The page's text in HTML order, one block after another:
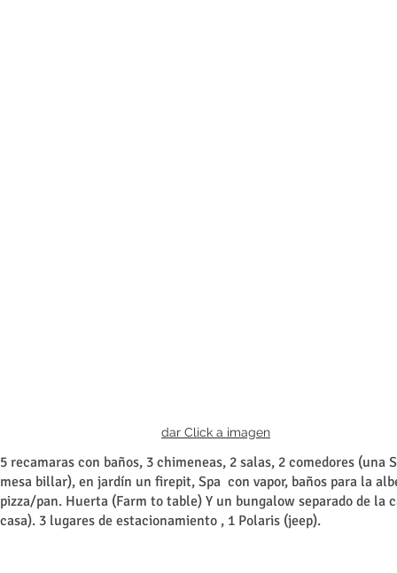
dar Click a imagen
5 recamaras con baños, 3 chimeneas, 2 salas, 2 comedores
mesa billar), en jardín un firepit, Spa con vapor, baños para la
pizza/pan. Huerta (Farm to table) Y un bungalow separado de la
casa). 3 lugares de estacionamiento , 1 Polaris (jeep).